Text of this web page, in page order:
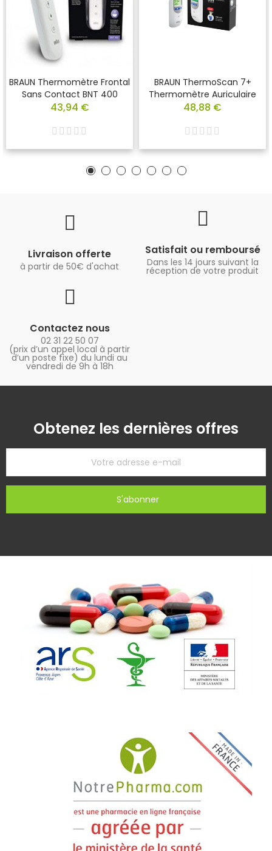
BRAUN Thermomètre Frontal
Sans Contact BNT 400
43,94 €
BRAUN ThermoScan 7+
Thermomètre Auriculaire
48,88 €
Livraison offerte
à partir de 50€ d'achat
Satisfait ou remboursé
Dans les 14 jours suivant la
réception de votre produit
Contactez nous
02 31 22 50 07
(prix d’un appel local à partir
d’un poste fixe) du lundi au
vendredi de 9h à 18h
Obtenez les dernières offres
S'abonner